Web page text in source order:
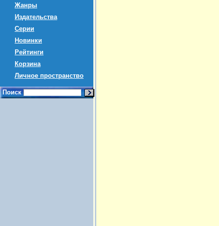
Жанры
Издательства
Серии
Новинки
Рейтинги
Корзина
Личное пространство
Поиск